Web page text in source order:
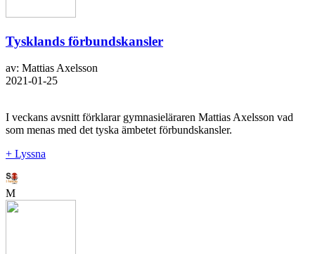
Tysklands förbundskansler
av: Mattias Axelsson
2021-01-25
I veckans avsnitt förklarar gymnasieläraren Mattias Axelsson vad
som menas med det tyska ämbetet förbundskansler.
+ Lyssna
M